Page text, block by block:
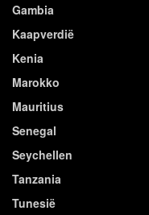
Gambia
Kaapverdië
Kenia
Marokko
Mauritius
Senegal
Seychellen
Tanzania
Tunesië